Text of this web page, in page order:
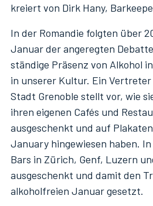
kreiert von Dirk Hany,
In der Romandie folgten über
Januar der angeregten
ständige Präsenz von Alkohol
in unserer Kultur. Ein
Stadt Grenoble stellt vor, wie
ihren eigenen Cafés und
ausgeschenkt und auf
January hingewiesen haben.
Bars in Zürich, Genf, Luzern
ausgeschenkt und damit den
alkoholfreien Januar gesetzt.